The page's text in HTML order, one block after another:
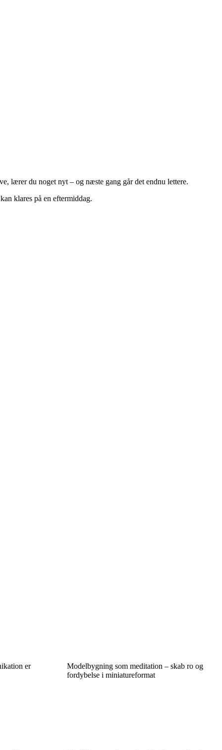
lærer du noget nyt – og næste gang går det endnu lettere.
klares på en eftermiddag.
er
Modelbygning som meditation – skab ro og
fordybelse i miniatureformat